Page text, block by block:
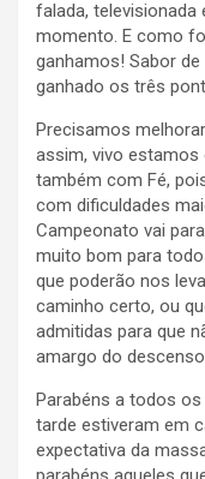
falada,
momento. E como
ganhamos! Sabor
ganhado os três
Precisamos
assim, vivo estamos
também com Fé,
com dificuldades
Campeonato vai
muito bom para
que poderão nos
caminho certo, ou
admitidas para que
amargo do
Parabéns a todos
tarde estiveram em
expectativa da